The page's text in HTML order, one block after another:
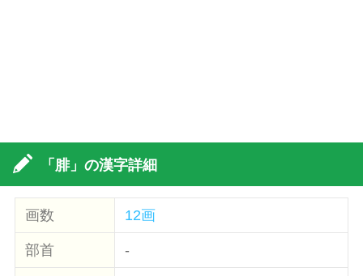
「腓」の漢字詳細
画数 12画
部首 -